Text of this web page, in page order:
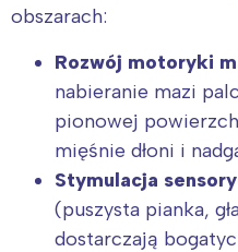
obszarach:
Rozwój motoryki
nabieranie mazi
pionowej
mięśnie dłoni i
Stymulacja
(puszysta pianka,
dostarczają